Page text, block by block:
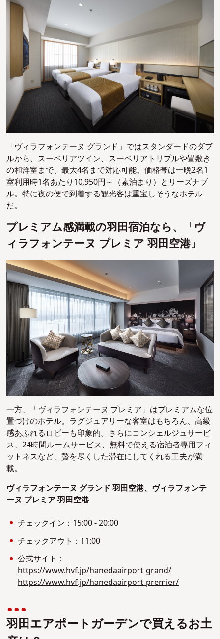
「ヴィラフォンテーヌ グランド」ではスタンダードのダブ
ルから、スーペリアツイン、スーペリアトリプルや畳敷き
の和洋室まで、最大4名まで対応可能。価格帯は一晩2名1
室利用時1名あたり10,950円～（素泊まり）とリーズナブ
ル。特に夜の便で到着する観光客は重宝しそうなホテル
だ。
プレミアム感満載の羽田宿泊なら、「ヴ
ィラフォンテーヌ プレミア 羽田空港」
一方、「ヴィラフォンテーヌ プレミア」はプレミアムな位
置づけのホテル。ラグジュアリーな客室はもちろん、高級
感あふれるロビーも印象的。さらにコンシェルジュサービ
ス、24時間ルームサービス、無料で使える宿泊者専用フィ
ットネスなど、贅を尽くした滞在にしてくれる工夫が満
載。
ヴィラフォンテーヌ グランド 羽田空港、ヴィラフォンテ
ーヌ プレミア 羽田空港
チェックイン：15:00 - 20:00
チェックアウト：11:00
公式サイト：
https://www.hvf.jp/hanedaairport-grand/
https://www.hvf.jp/hanedaairport-premier/
羽田エアポートガーデンで買えるお土